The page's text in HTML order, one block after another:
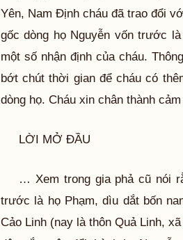
Yên, Nam Định cháu đã trao đổi
gốc dòng họ Nguyễn vốn trước
một số nhận định của cháu.
bớt chút thời gian để cháu có
dòng họ. Cháu xin chân thành
LỜI MỞ ĐẦU
… Xem trong gia phả cũ nói
trước là họ Phạm, dìu dắt bốn
Cảo Linh (nay là thôn Quả Linh,